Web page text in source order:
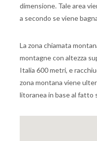
dimensione. Tale area
a secondo se viene
La zona chiamata
montagne con altezza
Italia 600 metri, e
zona montana viene
litoranea in base al fatto